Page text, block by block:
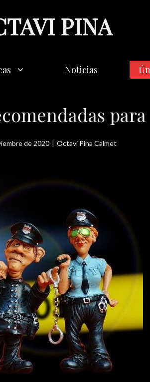
PINA
Noticias
de 2020 | Octavi Pina Calmet